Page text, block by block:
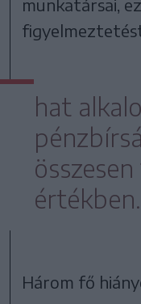
munkatársai,
hat
értékben.
Három fő